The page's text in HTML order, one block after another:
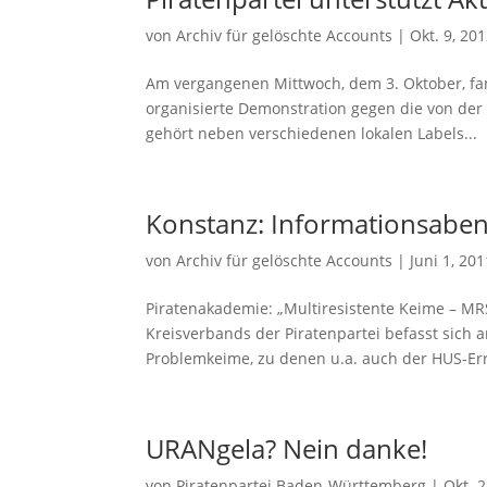
vonArchiv für gelöschte Accounts | Okt. 9,
Am vergangenen Mittwoch, dem 3. Oktober,
organisierte Demonstration gegen die von
gehört neben verschiedenen lokalen Labels...
Konstanz:
vonArchiv für gelöschte Accounts | Juni 1,
Piratenakademie: „Multiresistente Keime –
Kreisverbands der Piratenpartei befasst sich
Problemkeime, zu denen u.a. auch der HUS-
URANgela? Nein danke!